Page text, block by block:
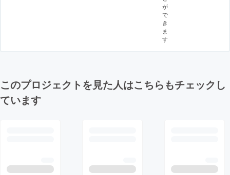
が
で
き
ま
す
このプロジェクトを見た人はこちらもチェックし
ています